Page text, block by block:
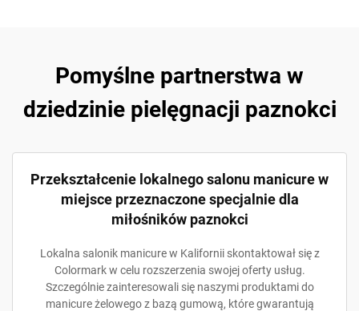
Pomyślne partnerstwa w
dziedzinie pielęgnacji paznokci
Przekształcenie lokalnego salonu manicure w
miejsce przeznaczone specjalnie dla
miłośników paznokci
Lokalna salonik manicure w Kalifornii skontaktował się z
Colormark w celu rozszerzenia swojej oferty usług.
Szczególnie zainteresowali się naszymi produktami do
manicure żelowego z bazą gumową, które gwarantują